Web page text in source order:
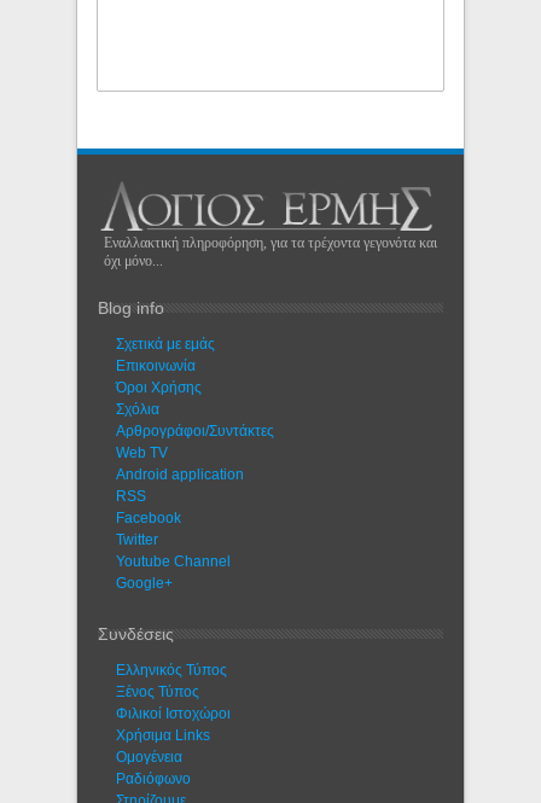
Εναλλακτική πληροφόρηση, για τα τρέχοντα γεγονότα και
όχι μόνο...
Blog info
Σχετικά με εμάς
Eπικοινωνία
Όροι Χρήσης
Σχόλια
Αρθρογράφοι/Συντάκτες
Web TV
Android application
RSS
Facebook
Twitter
Youtube Channel
Google+
Συνδέσεις
Ελληνικός Τύπος
Ξένος Τύπος
Φιλικοί Ιστοχώροι
Χρήσιμα Links
Ομογένεια
Ραδιόφωνο